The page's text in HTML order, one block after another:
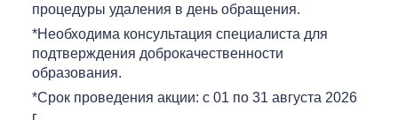
процедуры удаления в день обращения.
*Необходима консультация специалиста для
подтверждения доброкачественности
образования.
*Срок проведения акции: с 01 по 31 августа 2026
г.